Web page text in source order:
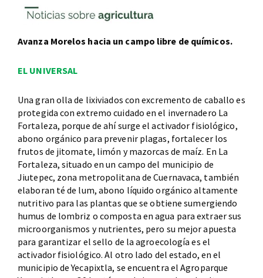
Avanza Morelos hacia un campo libre de químicos.
EL UNIVERSAL
Una gran olla de lixiviados con excremento de caballo es
protegida con extremo cuidado en el invernadero La
Fortaleza, porque de ahí surge el activador fisiológico,
abono orgánico para prevenir plagas, fortalecer los
frutos de jitomate, limón y mazorcas de maíz. En La
Fortaleza, situado en un campo del municipio de
Jiutepec, zona metropolitana de Cuernavaca, también
elaboran té de lum, abono líquido orgánico altamente
nutritivo para las plantas que se obtiene sumergiendo
humus de lombriz o composta en agua para extraer sus
microorganismos y nutrientes, pero su mejor apuesta
para garantizar el sello de la agroecología es el
activador fisiológico. Al otro lado del estado, en el
municipio de Yecapixtla, se encuentra el Agroparque